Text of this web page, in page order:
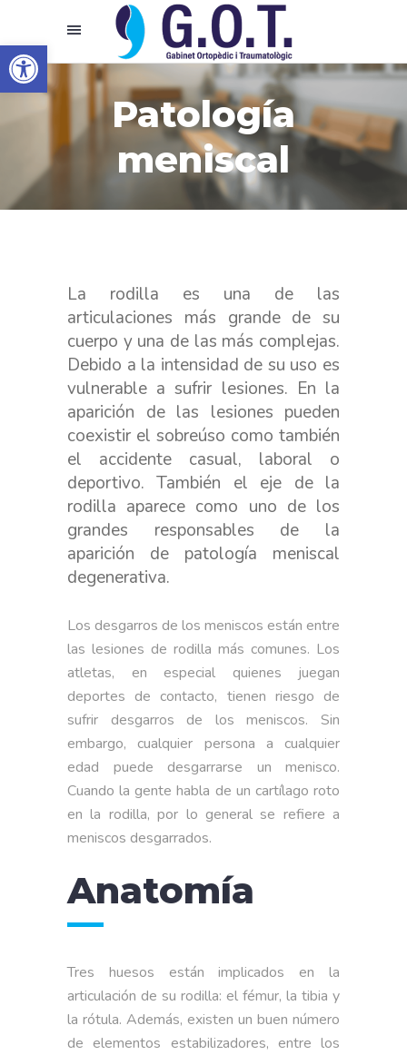
Abrir barra de herramientas
Patología
meniscal
La rodilla es una de las
articulaciones más grande de su
cuerpo y una de las más complejas.
Debido a la intensidad de su uso es
vulnerable a sufrir lesiones. En la
aparición de las lesiones pueden
coexistir el sobreúso como también
el accidente casual, laboral o
deportivo. También el eje de la
rodilla aparece como uno de los
grandes responsables de la
aparición de patología meniscal
degenerativa.
Los desgarros de los meniscos están entre
las lesiones de rodilla más comunes. Los
atletas, en especial quienes juegan
deportes de contacto, tienen riesgo de
sufrir desgarros de los meniscos. Sin
embargo, cualquier persona a cualquier
edad puede desgarrarse un menisco.
Cuando la gente habla de un cartílago roto
en la rodilla, por lo general se refiere a
meniscos desgarrados.
Anatomía
Tres huesos están implicados en la
articulación de su rodilla: el fémur, la tibia y
la rótula. Además, existen un buen número
de elementos estabilizadores, entre los